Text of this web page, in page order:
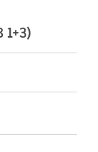
1+3)